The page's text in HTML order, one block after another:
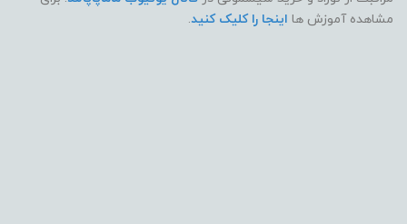
مشاهده آموزش ها اینجا را کلیک کنید.